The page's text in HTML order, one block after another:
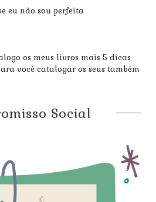
eu não sou perfeita
os meus livros mais 5 dicas
você catalogar os seus também
Social